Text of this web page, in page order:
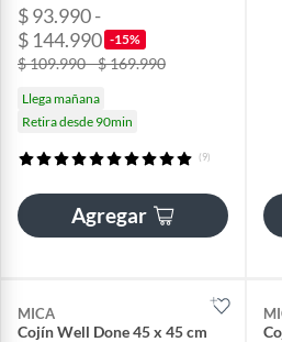
$ 93.990 -
$ 144.990 -15%
$ 109.990 - $ 169.990
Llega mañana
Retira desde 90min
(9)
Agregar
MICA
Cojín Well Done 45 x 45 cm